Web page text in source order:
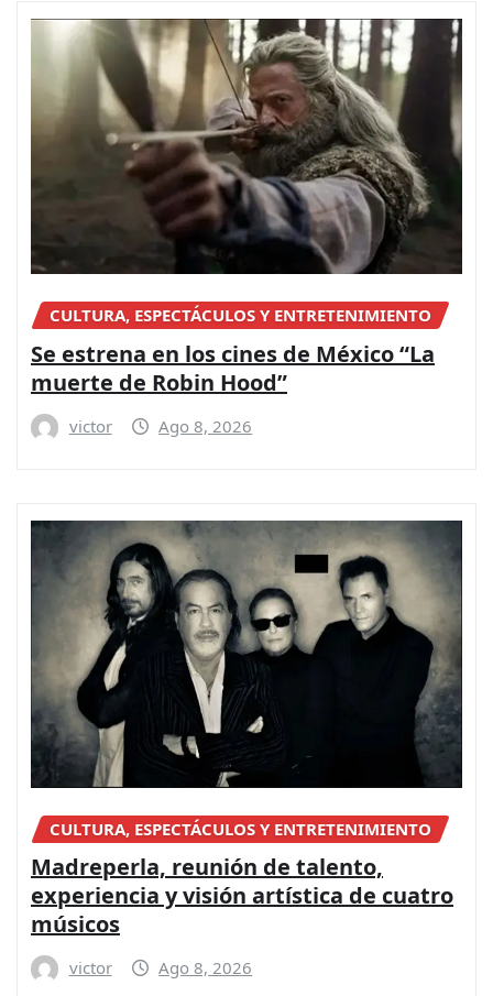
CULTURA, ESPECTÁCULOS Y ENTRETENIMIENTO
Se estrena en los cines de México “La
muerte de Robin Hood”
victor Ago 8, 2026
CULTURA, ESPECTÁCULOS Y ENTRETENIMIENTO
Madreperla, reunión de talento,
experiencia y visión artística de cuatro
músicos
victor Ago 8, 2026